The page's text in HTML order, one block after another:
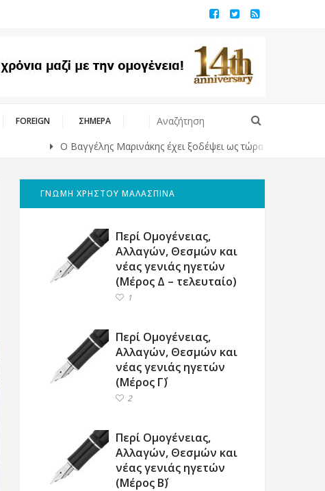
FOREIGN ΣΗΜΕΡΑ
Ο Βαγγέλης Μαρινάκης έχει ξοδέψει ως τώρα 24,5 εκατ. ευρώ για
ΓΝΩΜΗ ΧΡΗΣΤΟΥ ΜΑΛΑΣΠΙΝΑ
Περί Ομογένειας,
Αλλαγών, Θεσμών και
νέας γενιάς ηγετών
(Μέρος Δ – τελευταίο)
1
Περί Ομογένειας,
Αλλαγών, Θεσμών και
νέας γενιάς ηγετών
(Μέρος Γ΄)
2
Περί Ομογένειας,
Αλλαγών, Θεσμών και
νέας γενιάς ηγετών
(Μέρος Β΄)